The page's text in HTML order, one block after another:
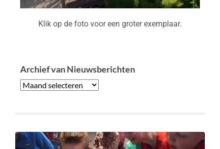
Klik op de foto voor een groter exemplaar.
Archief van Nieuwsberichten